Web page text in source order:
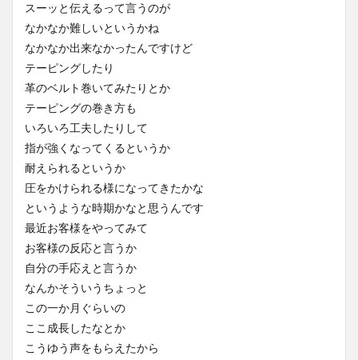
スーッと伝えるって言うのが
なかなか難しいというかね
なかなか出来なかったんですけど
テーピングしたり
革のベルト巻いてみたりとか
テーピングの巻き方も
いろいろ工夫したりして
指が強くなってくるというか
耐えられるというか
圧をかけられる様になってきたかな
というような時期かなと思うんです
最近お客様をやってみて
お客様の反応と言うか
自分の手応えと言うか
なんかそういうちょっと
この一か月ぐらいの
ここ成長したなとか
こうゆう声をもらえたから